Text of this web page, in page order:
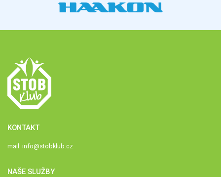
KONTAKT
mail: info@stobklub.cz
NAŠE SLUŽBY